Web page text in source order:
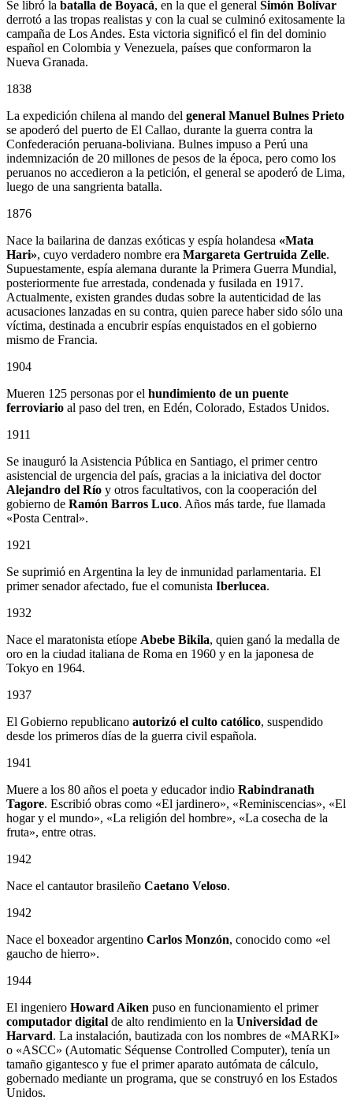
Se libró la batalla de Boyacá, en la que el general Simón Bolívar
derrotó a las tropas realistas y con la cual se culminó exitosamente la
campaña de Los Andes. Esta victoria significó el fin del dominio
español en Colombia y Venezuela, países que conformaron la
Nueva Granada.
1838
La expedición chilena al mando del general Manuel Bulnes Prieto
se apoderó del puerto de El Callao, durante la guerra contra la
Confederación peruana-boliviana. Bulnes impuso a Perú una
indemnización de 20 millones de pesos de la época, pero como los
peruanos no accedieron a la petición, el general se apoderó de Lima,
luego de una sangrienta batalla.
1876
Nace la bailarina de danzas exóticas y espía holandesa «Mata
Hari», cuyo verdadero nombre era Margareta Gertruida Zelle.
Supuestamente, espía alemana durante la Primera Guerra Mundial,
posteriormente fue arrestada, condenada y fusilada en 1917.
Actualmente, existen grandes dudas sobre la autenticidad de las
acusaciones lanzadas en su contra, quien parece haber sido sólo una
víctima, destinada a encubrir espías enquistados en el gobierno
mismo de Francia.
1904
Mueren 125 personas por el hundimiento de un puente
ferroviario al paso del tren, en Edén, Colorado, Estados Unidos.
1911
Se inauguró la Asistencia Pública en Santiago, el primer centro
asistencial de urgencia del país, gracias a la iniciativa del doctor
Alejandro del Río y otros facultativos, con la cooperación del
gobierno de Ramón Barros Luco. Años más tarde, fue llamada
«Posta Central».
1921
Se suprimió en Argentina la ley de inmunidad parlamentaria. El
primer senador afectado, fue el comunista Iberlucea.
1932
Nace el maratonista etíope Abebe Bikila, quien ganó la medalla de
oro en la ciudad italiana de Roma en 1960 y en la japonesa de
Tokyo en 1964.
1937
El Gobierno republicano autorizó el culto católico, suspendido
desde los primeros días de la guerra civil española.
1941
Muere a los 80 años el poeta y educador indio Rabindranath
Tagore. Escribió obras como «El jardinero», «Reminiscencias», «El
hogar y el mundo», «La religión del hombre», «La cosecha de la
fruta», entre otras.
1942
Nace el cantautor brasileño Caetano Veloso.
1942
Nace el boxeador argentino Carlos Monzón, conocido como «el
gaucho de hierro».
1944
El ingeniero Howard Aiken puso en funcionamiento el primer
computador digital de alto rendimiento en la Universidad de
Harvard. La instalación, bautizada con los nombres de «MARKI»
o «ASCC» (Automatic Séquense Controlled Computer), tenía un
tamaño gigantesco y fue el primer aparato autómata de cálculo,
gobernado mediante un programa, que se construyó en los Estados
Unidos.